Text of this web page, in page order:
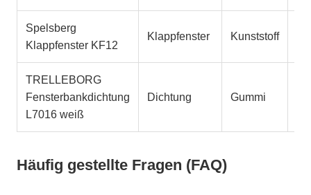
Spelsberg
Klappfenster KF12
Klappfenster Kunststoff
TRELLEBORG
Fensterbankdichtung
L7016 weiß
Dichtung Gummi
Häufig gestellte Fragen (FAQ)